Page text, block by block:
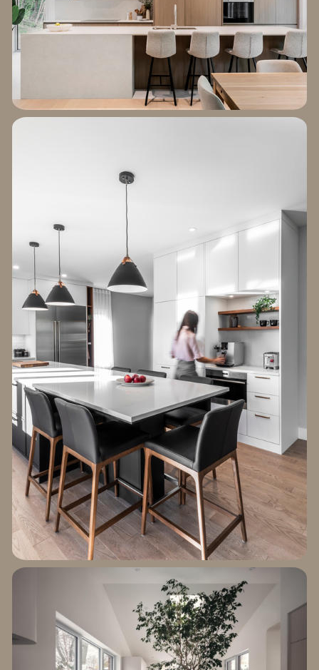
EXPLORER LE
EXPLORER LE
PROJET FRONTENAC